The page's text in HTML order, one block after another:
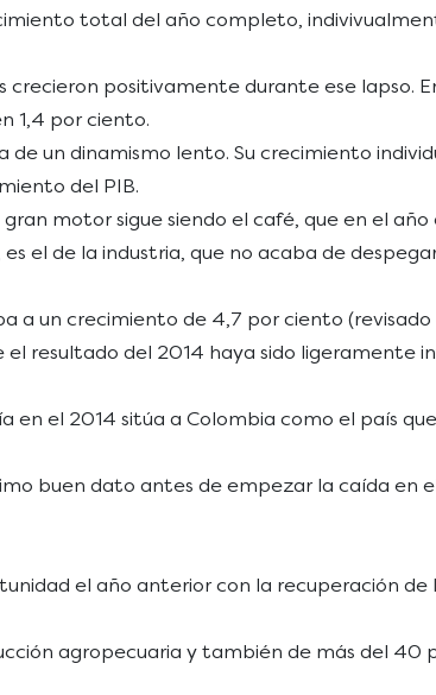
total del año completo,
positivamente durante ese lapso.
1,4 por ciento.
un dinamismo lento. Su crecimiento
del PIB.
motor sigue siendo el café, que en el
el de la industria, que no acaba de
a un crecimiento de 4,7 por ciento
resultado del 2014 haya sido ligeramente
el 2014 sitúa a Colombia como el país
buen dato antes de empezar la caída en
el año anterior con la recuperación de
agropecuaria y también de más del 40